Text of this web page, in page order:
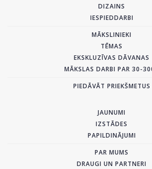
DIZAINS
IESPIEDDARBI
MĀKSLINIEKI
TĒMAS
EKSKLUZĪVAS DĀVANAS
MĀKSLAS DARBI PAR 30-
PIEDĀVĀT PRIEKŠMETUS
JAUNUMI
IZSTĀDES
PAPILDINĀJUMI
PAR MUMS
DRAUGI UN PARTNERI